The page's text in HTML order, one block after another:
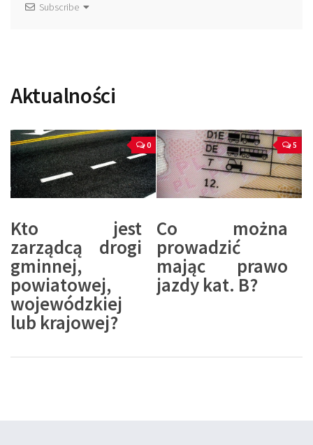
Subscribe
Aktualności
0
Kto jest
zarządcą drogi
gminnej,
powiatowej,
wojewódzkiej
lub krajowej?
5
Co można
prowadzić
mając prawo
jazdy kat. B?